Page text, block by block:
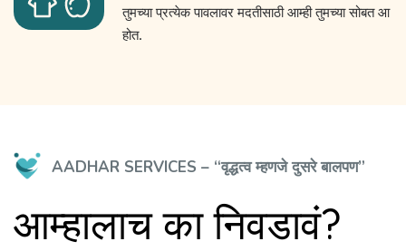
तुमच्या प्रत्येक पावलावर मदतीसाठी आम्ही तुमच्या सोबत आ
होत.
AADHAR SERVICES – “वृद्धत्व म्हणजे दुसरे बालपण”
आम्हालाच का निवडावं?